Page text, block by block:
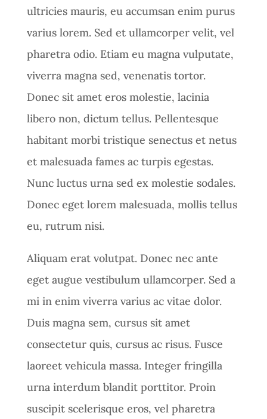
ultricies mauris, eu accumsan enim purus
varius lorem. Sed et ullamcorper velit, vel
pharetra odio. Etiam eu magna vulputate,
viverra magna sed, venenatis tortor.
Donec sit amet eros molestie, lacinia
libero non, dictum tellus. Pellentesque
habitant morbi tristique senectus et netus
et malesuada fames ac turpis egestas.
Nunc luctus urna sed ex molestie sodales.
Donec eget lorem malesuada, mollis tellus
eu, rutrum nisi.
Aliquam erat volutpat. Donec nec ante
eget augue vestibulum ullamcorper. Sed a
mi in enim viverra varius ac vitae dolor.
Duis magna sem, cursus sit amet
consectetur quis, cursus ac risus. Fusce
laoreet vehicula massa. Integer fringilla
urna interdum blandit porttitor. Proin
suscipit scelerisque eros, vel pharetra